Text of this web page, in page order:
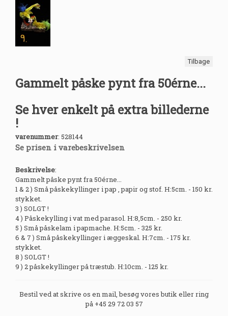
Tilbage
Gammelt påske pynt fra 50érne...
Se hver enkelt på extra billederne
!
varenummer: 528144
Se prisen i varebeskrivelsen
Beskrivelse:
Gammelt påske pynt fra 50érne...
1 & 2 ) Små påskekyllinger i pap , papir og stof. H:5cm. - 150 kr.
stykket.
3 ) SOLGT !
4 ) Påskekylling i vat med parasol. H:8,5cm. - 250 kr.
5 ) Små påskelam i papmache. H:5cm. - 325 kr.
6 & 7 ) Små påskekyllinger i æggeskal. H:7cm. - 175 kr.
stykket.
8 ) SOLGT !
9 ) 2 påskekyllinger på træstub. H:10cm. - 125 kr.
Bestil ved at skrive os en mail, besøg vores butik eller ring
på +45 29 72 03 57